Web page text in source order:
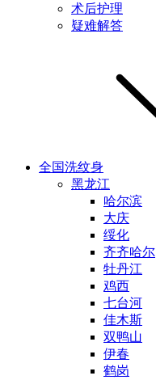
术后护理
疑难解答
全国洗纹身
黑龙江
哈尔滨
大庆
绥化
齐齐哈尔
牡丹江
鸡西
七台河
佳木斯
双鸭山
伊春
鹤岗